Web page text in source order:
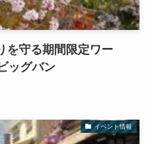
を守る期間限定ワー
ッグバン
イベント情報